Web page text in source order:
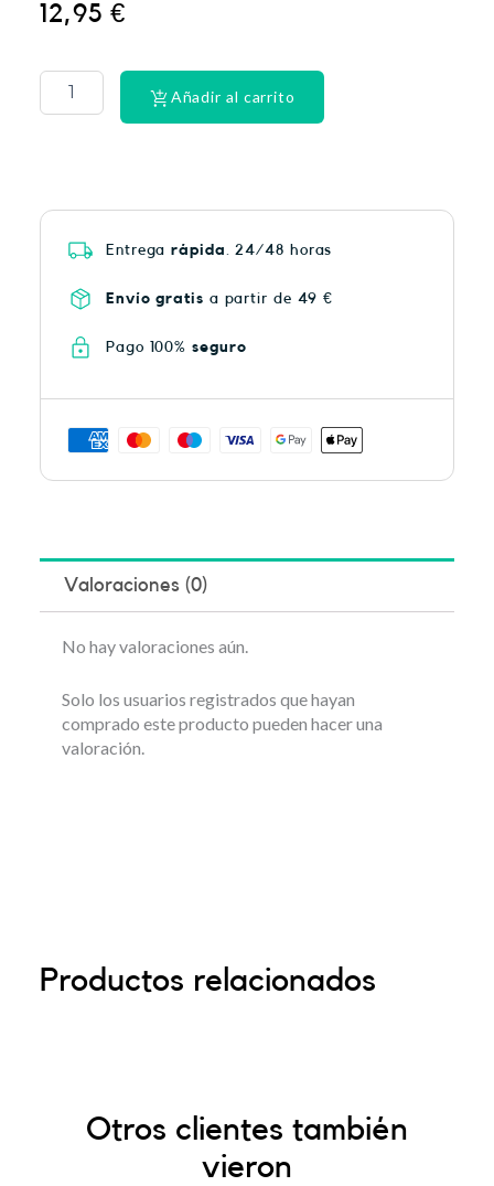
12,95€
DENTAL
LACER
EX-
Añadir al carrito
Entregarápida . 24/48 horas
Envío gratis a partir de 49 €
Pago 100% seguro
Valoraciones (0)
No hay valoraciones aún.
Solo los usuarios registrados que hayan
comprado este producto pueden hacer una
valoración.
Productos relacionados
Otros clientes también
vieron